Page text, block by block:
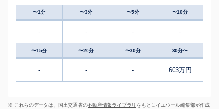
〜1分 〜3分 〜5分 〜10分
- - - -
〜15分 〜20分 〜30分 30分〜
- - - 603万円
※ これらのデータは、国土交通省の不動産情報ライブラリ をもとにイエウール編集部が作成